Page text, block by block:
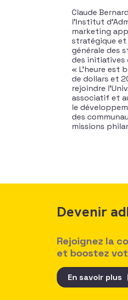
Claude
l’Institut
marketing
stratégique
générale des
des initiatives
« L’heure est
de dollars et
rejoindre
associatif et
le
des
missions
Devenir
Rejoignez la
et boostez
En savoir plus